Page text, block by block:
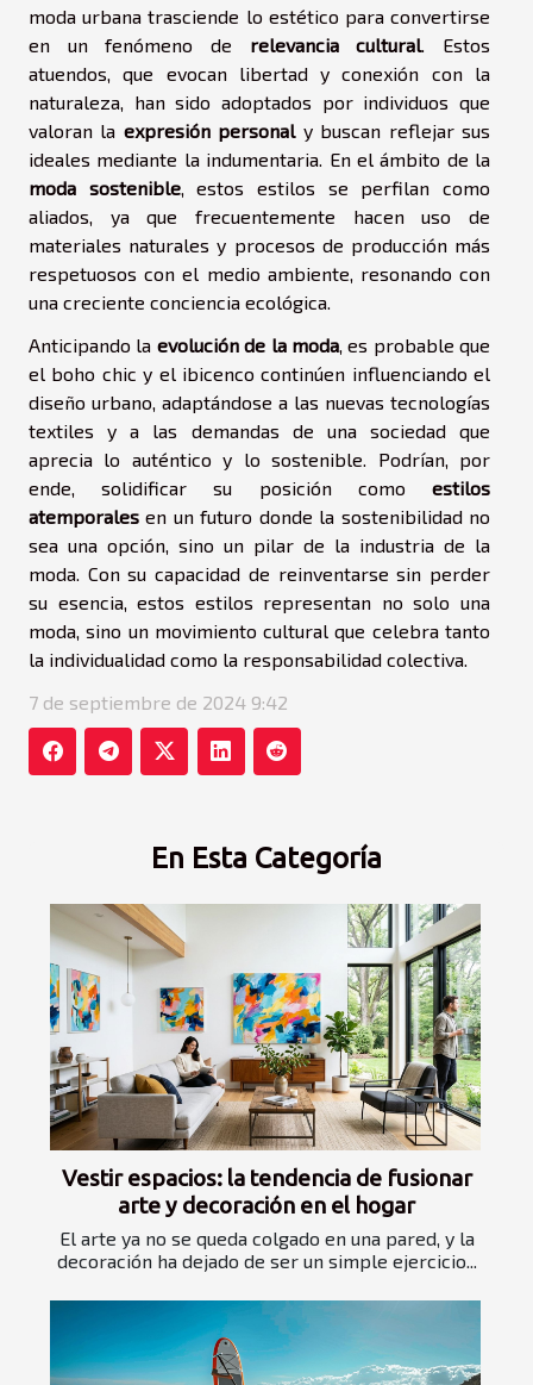
moda urbana trasciende lo estético para convertirse
en un fenómeno de relevancia cultural . Estos
atuendos, que evocan libertad y conexión con la
naturaleza, han sido adoptados por individuos que
valoran la expresión personal y buscan reflejar sus
ideales mediante la indumentaria. En el ámbito de la
moda sostenible, estos estilos se perfilan como
aliados, ya que frecuentemente hacen uso de
materiales naturales y procesos de producción más
respetuosos con el medio ambiente, resonando con
una creciente conciencia ecológica.
Anticipando la evolución de la moda, es probable que
el boho chic y el ibicenco continúen influenciando el
diseño urbano, adaptándose a las nuevas tecnologías
textiles y a las demandas de una sociedad que
aprecia lo auténtico y lo sostenible. Podrían, por
ende, solidificar su posición como estilos
atemporales en un futuro donde la sostenibilidad no
sea una opción, sino un pilar de la industria de la
moda. Con su capacidad de reinventarse sin perder
su esencia, estos estilos representan no solo una
moda, sino un movimiento cultural que celebra tanto
la individualidad como la responsabilidad colectiva.
7 de septiembre de 2024 9:42
En Esta Categoría
Vestir espacios: la tendencia de fusionar
arte y decoración en el hogar
El arte ya no se queda colgado en una pared, y la
decoración ha dejado de ser un simple ejercicio...